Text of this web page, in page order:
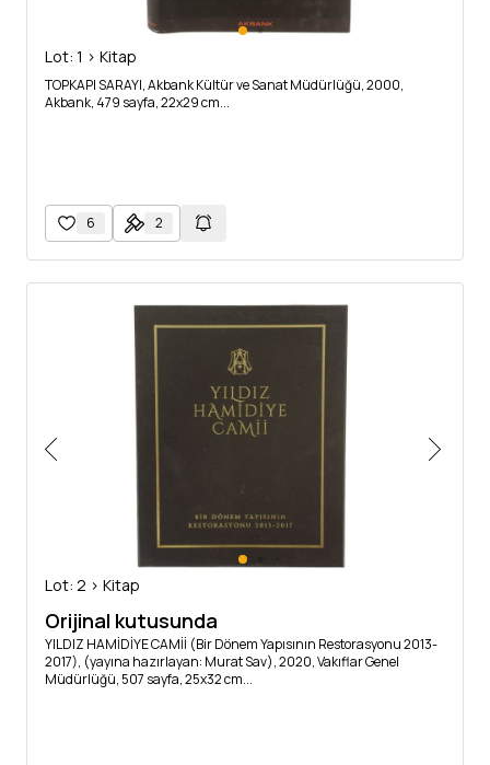
Lot: 1 > Kitap
TOPKAPI SARAYI, Akbank Kültür ve Sanat Müdürlüğü, 2000,
Akbank, 479 sayfa, 22x29 cm...
6 2
Lot: 2 > Kitap
Orijinal kutusunda
YILDIZ HAMİDİYE CAMİİ (Bir Dönem Yapısının Restorasyonu 2013-
2017), (yayına hazırlayan: Murat Sav), 2020, Vakıflar Genel
Müdürlüğü, 507 sayfa, 25x32 cm...